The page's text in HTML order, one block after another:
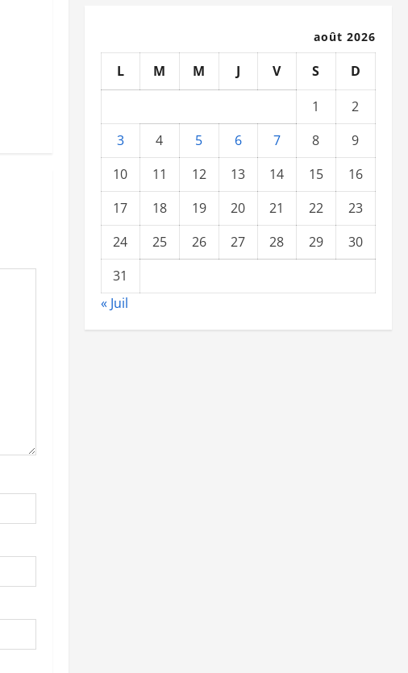
août 2026
L M M J V S
D
1
2
3
4 5 6 7 8
9
10
11 12 13 14 15
16
17
18 19 20 21 22
23
24
25 26 27 28 29
30
31
« Juil